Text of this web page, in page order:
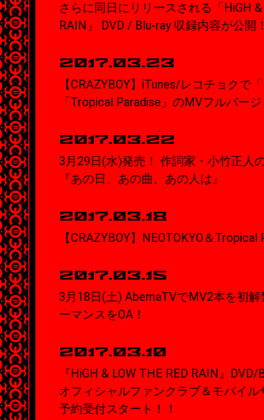
さらに同日にリリースされる「HiGH &
RAIN」 DVD / Blu-ray 収録内容が公開
2017.03.23
【CRAZYBOY】iTunes/レコチョクで
「Tropical Paradise」のMVフルバー
2017.03.22
3月29日(水)発売！ 作詞家・小竹正人
『あの日、あの曲、あの人は』
2017.03.18
【CRAZYBOY】NEOTOKYO＆
2017.03.15
3月18日(土) AbemaTVでMV2本を初
ーマンスをOA！
2017.03.10
『HiGH & LOW THE RED RAIN』DVD/
オフィシャルファンクラブ＆モバイ
予約受付スタート！！